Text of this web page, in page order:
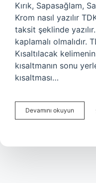
Kırık, Sapasağlam,
Krom nasıl yazılır
taksit şeklinde
kaplamalı olmalıdır.
Kısaltılacak
kısaltmanın sonu
kısaltması…
Devamını okuyun
Kor